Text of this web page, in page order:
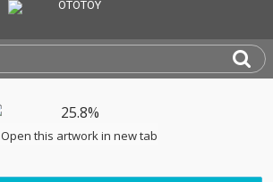
Open this artwork in new tab